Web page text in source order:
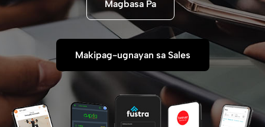
Magbasa Pa
Makipag-ugnayan sa Sales